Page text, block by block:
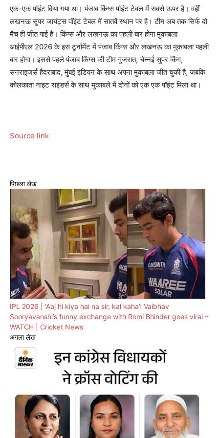
एक-एक पॉइंट दिया गया था। पंजाब किंग्स पॉइंट टेबल में सबसे ऊपर है। वहीं
लखनऊ सुपर जायंट्स पॉइंट टेबल में सातवें स्थान पर है। टीम अब तक सिर्फ दो
मैच ही जीत पाई है। किंग्स और लखनऊ का पहली बार होगा मुकाबला
आईपीएल 2026 के इस टूर्नामेंट में पंजाब किंग्स और लखनऊ का मुकाबला पहली
बार होगा। इससे पहले पंजाब किंग्स की टीम गुजरात, चेन्नई सुपर किंग,
सनराइजर्स हैदराबाद, मुंबई इंडियन के साथ अपना मुकाबला जीत चुकी है, जबकि
कोलकाता नाइट राइडर्स के साथ मुकाबले में दोनों को एक एक पॉइंट मिला था।
Source link
पिछला लेख
IPL 2026 | ‘Aaj hi kiya hai na sir, kal kaha’: Vaibhav
Sooryavanshi’s funny exchange with Romi Bhinder goes viral –
WATCH | Cricket News
अगला लेख